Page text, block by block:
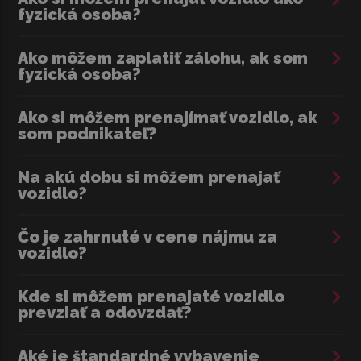
fyzická osoba?
Ako môžem zaplatiť zálohu, ak som
fyzická osoba?
Ako si môžem prenajímať vozidlo, ak
som podnikateľ?
Na akú dobu si môžem prenajať
vozidlo?
Čo je zahrnuté v cene nájmu za
vozidlo?
Kde si môžem prenajaté vozidlo
prevziať a odovzdať?
Aké je štandardné vybavenie